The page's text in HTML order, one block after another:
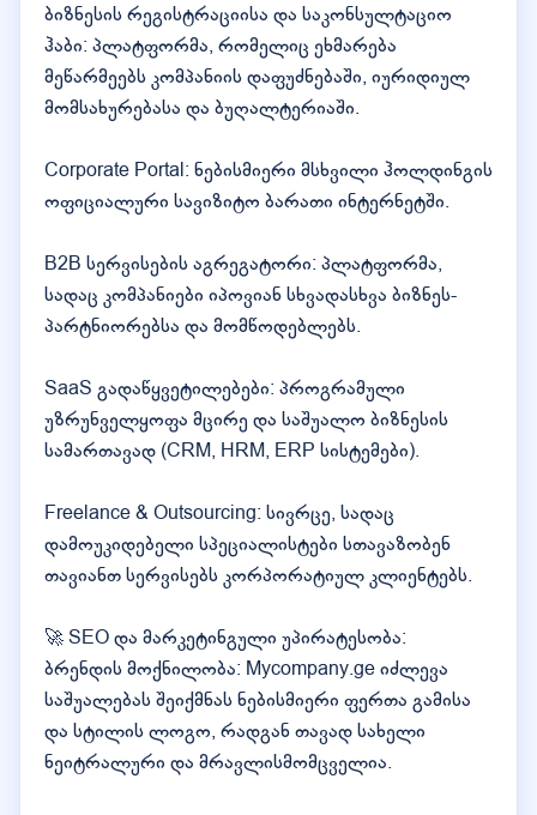
ბიზნესის რეგისტრაციისა და საკონსულტაციო
ჰაბი: პლატფორმა, რომელიც ეხმარება
მეწარმეებს კომპანიის დაფუძნებაში, იურიდიულ
მომსახურებასა და ბუღალტერიაში.
Corporate Portal: ნებისმიერი მსხვილი ჰოლდინგის
ოფიციალური სავიზიტო ბარათი ინტერნეტში.
B2B სერვისების აგრეგატორი: პლატფორმა,
სადაც კომპანიები იპოვიან სხვადასხვა ბიზნეს-
პარტნიორებსა და მომწოდებლებს.
SaaS გადაწყვეტილებები: პროგრამული
უზრუნველყოფა მცირე და საშუალო ბიზნესის
სამართავად (CRM, HRM, ERP სისტემები).
Freelance & Outsourcing: სივრცე, სადაც
დამოუკიდებელი სპეციალისტები სთავაზობენ
თავიანთ სერვისებს კორპორატიულ კლიენტებს.
🚀 SEO და მარკეტინგული უპირატესობა:
ბრენდის მოქნილობა: Mycompany.ge იძლევა
საშუალებას შეიქმნას ნებისმიერი ფერთა გამისა
და სტილის ლოგო, რადგან თავად სახელი
ნეიტრალური და მრავლისმომცველია.